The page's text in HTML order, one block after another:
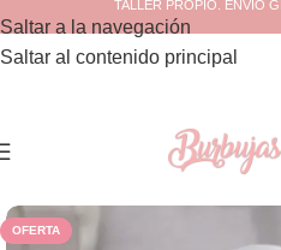
Saltar a la navegación
Saltar al contenido principal
TALLER PROPIO. ENVÍO
Inicio Bebé
OFERTA